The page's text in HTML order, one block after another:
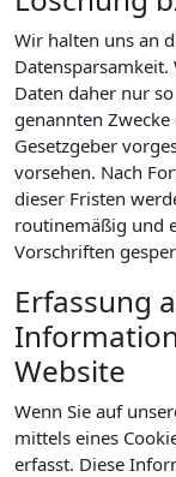
Wir halten uns an
Daten daher nur
genannten
Gesetzgeber
vorsehen. Nach
dieser Fristen
routinemäßig und
Vorschriften
Erfassung
Website
Wenn Sie auf
mittels eines
erfasst. Diese